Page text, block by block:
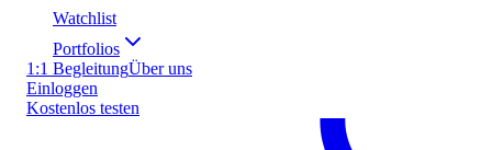
Watchlist
Portfolios
1:1 BegleitungÜber uns
Einloggen
Kostenlos testen